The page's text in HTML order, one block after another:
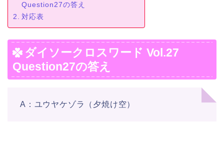
Question27の答え
対応表
ダイソークロスワード Vol.27
Question27の答え
A：ユウヤケゾラ（夕焼け空）